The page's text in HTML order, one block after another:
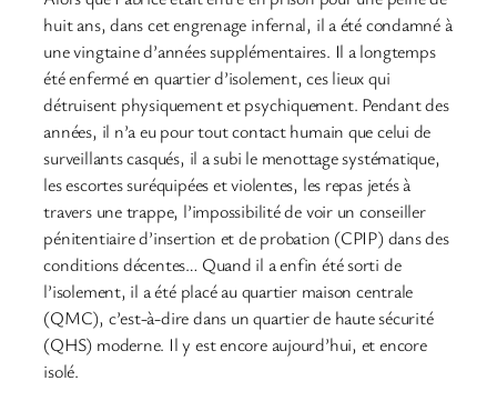
huit ans, dans cet engrenage infernal, il a été condamné à
une vingtaine d’années supplémentaires. Il a longtemps
été enfermé en quartier d’isolement, ces lieux qui
détruisent physiquement et psychiquement. Pendant des
années, il n’a eu pour tout contact humain que celui de
surveillants casqués, il a subi le menottage systématique,
les escortes suréquipées et violentes, les repas jetés à
travers une trappe, l’impossibilité de voir un conseiller
pénitentiaire d’insertion et de probation (CPIP) dans des
conditions décentes… Quand il a enfin été sorti de
l’isolement, il a été placé au quartier maison centrale
(QMC), c’est-à-dire dans un quartier de haute sécurité
(QHS) moderne. Il y est encore aujourd’hui, et encore
isolé.